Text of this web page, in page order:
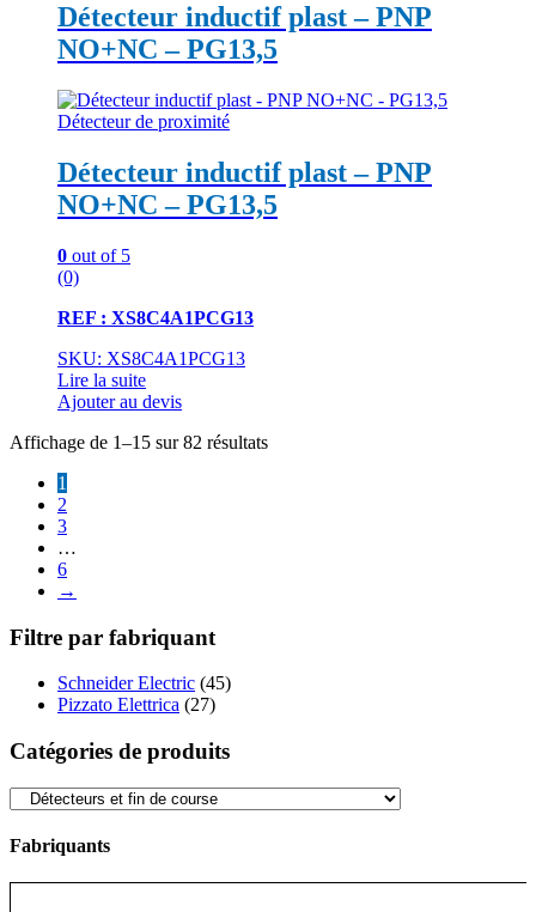
Détecteur inductif plast – PNP
NO+NC – PG13,5
Détecteur de proximité
Détecteur inductif plast – PNP
NO+NC – PG13,5
0 out of 5
(0)
REF : XS8C4A1PCG13
SKU: XS8C4A1PCG13
Lire la suite
Ajouter au devis
Affichage de 1–15 sur 82 résultats
1
2
3
…
6
→
Filtre par fabriquant
Schneider Electric (45)
Pizzato Elettrica (27)
Catégories de produits
Fabriquants